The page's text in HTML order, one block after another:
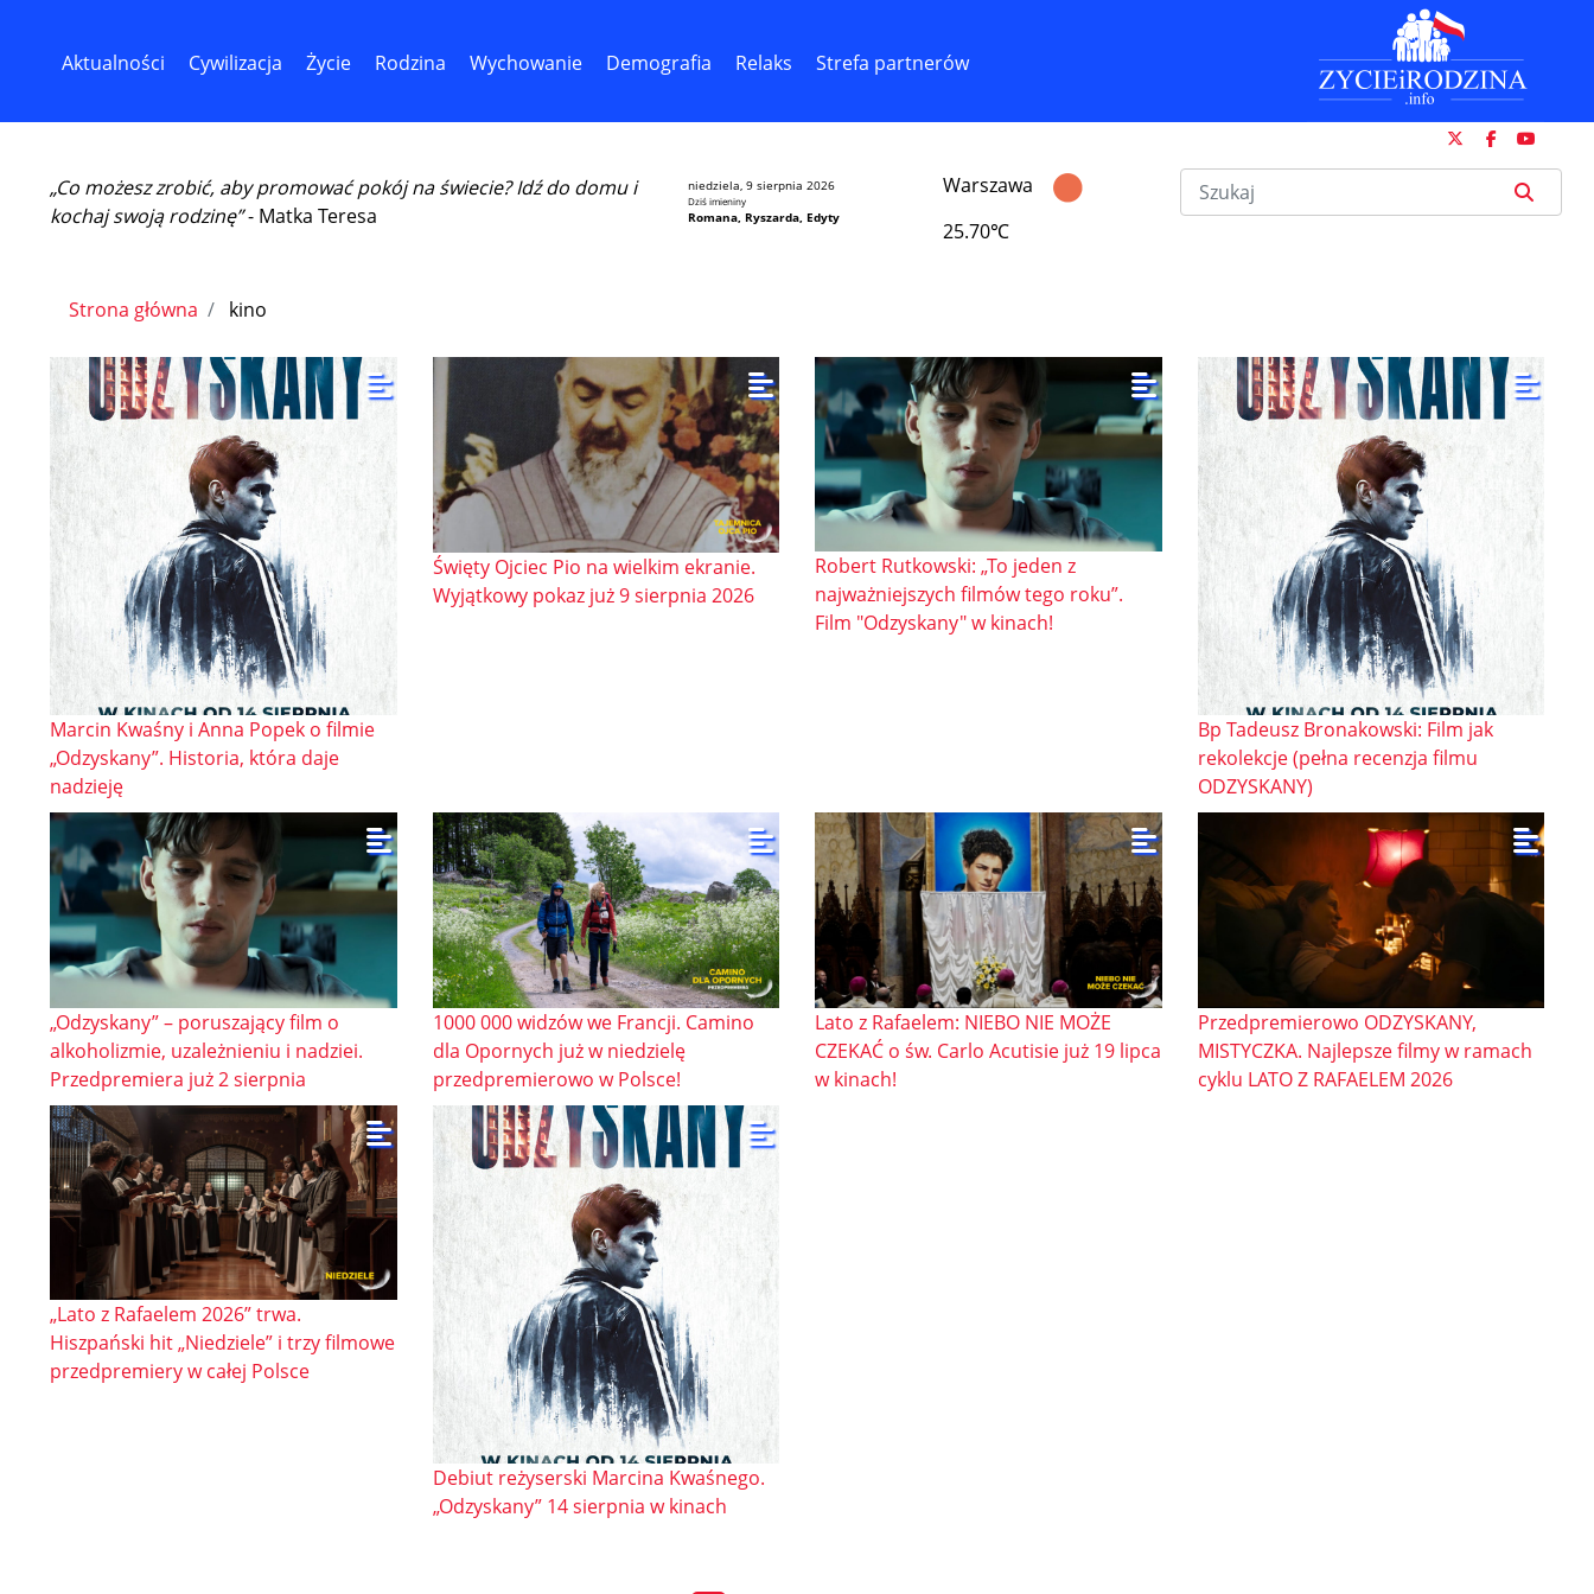
Aktualności Cywilizacja Życie Rodzina Wychowanie Demografia Relaks Strefa partnerów
„Co możesz zrobić, aby promować pokój na świecie? Idź do domu i
kochaj swoją rodzinę”- Matka Teresa
niedziela, 9 sierpnia 2026
Dziś imieniny
Romana, Ryszarda, Edyty
Warszawa
25.70℃
Strona główna kino
Marcin Kwaśny i Anna Popek o filmie
„Odzyskany”. Historia, która daje
nadzieję
Święty Ojciec Pio na wielkim ekranie.
Wyjątkowy pokaz już 9 sierpnia 2026
Robert Rutkowski: „To jeden z
najważniejszych filmów tego roku”.
Film "Odzyskany" w kinach!
Bp Tadeusz Bronakowski: Film jak
rekolekcje (pełna recenzja filmu
ODZYSKANY)
„Odzyskany” – poruszający film o
alkoholizmie, uzależnieniu i nadziei.
Przedpremiera już 2 sierpnia
1000 000 widzów we Francji. Camino
dla Opornych już w niedzielę
przedpremierowo w Polsce!
Lato z Rafaelem: NIEBO NIE MOŻE
CZEKAĆ o św. Carlo Acutisie już 19 lipca
w kinach!
Przedpremierowo ODZYSKANY,
MISTYCZKA. Najlepsze filmy w ramach
cyklu LATO Z RAFAELEM 2026
„Lato z Rafaelem 2026” trwa.
Hiszpański hit „Niedziele” i trzy filmowe
przedpremiery w całej Polsce
Debiut reżyserski Marcina Kwaśnego.
„Odzyskany” 14 sierpnia w kinach